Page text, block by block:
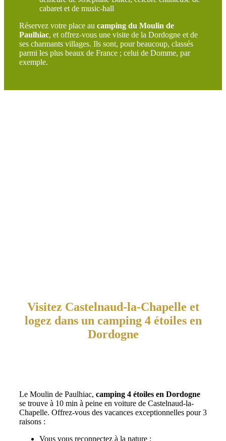
cabaret et de music-hall
Réservez votre place au camping du Moulin de
Paulhiac, et offrez-vous une visite de la Dordogne et de
ses charmants villages. Ils sont, pour beaucoup, classés
parmi les plus beaux de France ; celui de Domme, par
exemple.
Visitez Castelnaud-la-Chapelle et
logez dans un camping 4 étoiles en
Dordogne
Le Moulin de Paulhiac, camping 4 étoiles en Dordogne
se trouve à 10 min à peine en voiture de Castelnaud-la-
Chapelle. Offrez-vous des vacances exceptionnelles pour 3
raisons :
Vous vous reconnectez à la nature ;